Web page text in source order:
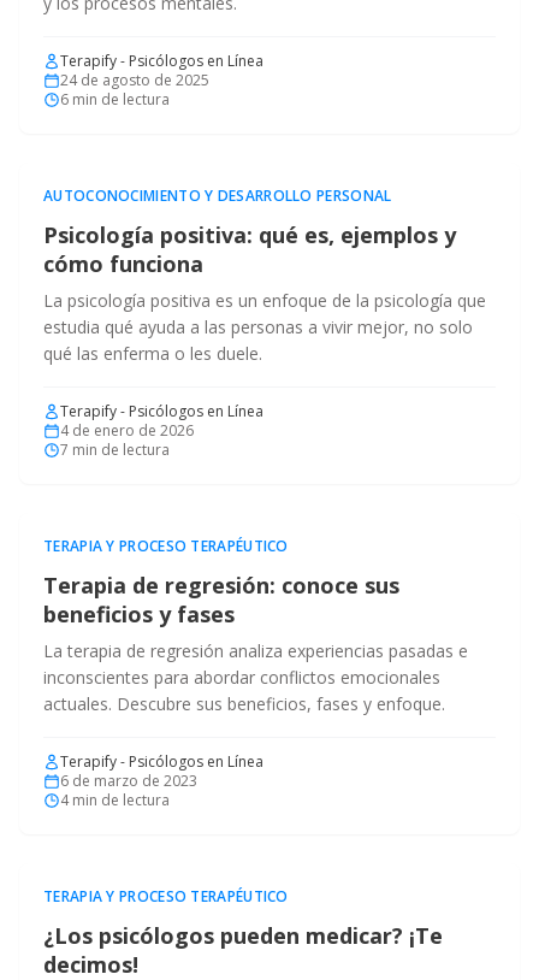
Terapify - Psicólogos en Línea
24 de agosto de 2025
6 min de lectura
AUTOCONOCIMIENTO Y DESARROLLO PERSONAL
Psicología positiva: qué es, ejemplos y
cómo funciona
La psicología positiva es un enfoque de la psicología que
estudia qué ayuda a las personas a vivir mejor, no solo
qué las enferma o les duele.
Terapify - Psicólogos en Línea
4 de enero de 2026
7 min de lectura
TERAPIA Y PROCESO TERAPÉUTICO
Terapia de regresión: conoce sus
beneficios y fases
La terapia de regresión analiza experiencias pasadas e
inconscientes para abordar conflictos emocionales
actuales. Descubre sus beneficios, fases y enfoque.
Terapify - Psicólogos en Línea
6 de marzo de 2023
4min de lectura
TERAPIA Y PROCESO TERAPÉUTICO
¿Los psicólogos pueden medicar? ¡Te
decimos!